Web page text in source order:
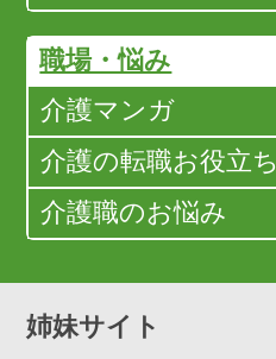
職場・悩み
介護マンガ
介護の転職お役立ち
介護職のお悩み
姉妹サイト